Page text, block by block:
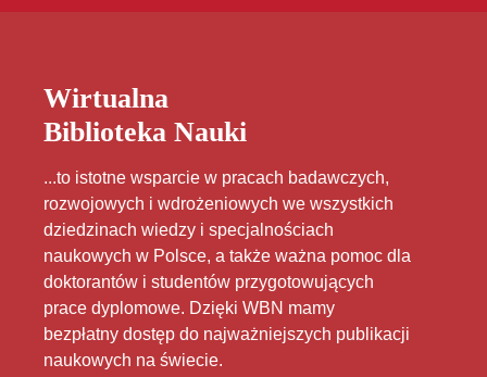
Wirtualna
Biblioteka Nauki
...to istotne wsparcie w pracach badawczych,
rozwojowych i wdrożeniowych we wszystkich
dziedzinach wiedzy i specjalnościach
naukowych w Polsce, a także ważna pomoc dla
doktorantów i studentów przygotowujących
prace dyplomowe. Dzięki WBN mamy
bezpłatny dostęp do najważniejszych publikacji
naukowych na świecie.